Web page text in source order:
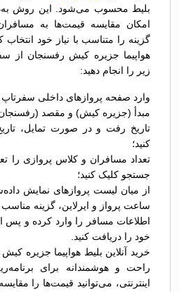
بلیط محسوب می‌شود. این روش
امکان مقایسه قیمت‌ها به
گزینه را متناسب با نیاز خود انتخاب
هواپیما جزیره کیش رفسنجان از
زیر را انجام دهید:
وارد صفحه پروازهای داخلی سفرتاپ
مبدأ (جزیره کیش) و مقصد (رفسنجان)
تاریخ رفت و در صورت تمایل،
کنید؛
تعداد مسافران و کلاس پروازی را
جستجو کلیک کنید؛
از میان لیست پروازهای نمایش
ساعت پرواز و ایرلاین، گزینه مناسب
اطلاعات مسافر را وارد کرده و پس
خود را دریافت کنید.
خرید آنلاین بلیط هواپیما جزیره
راحت و هوشمندانه برای
اینترنتی، می‌توانید قیمت‌ها را